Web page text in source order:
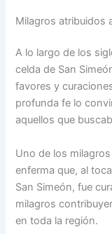
Milagros atribuidos
A lo largo de los
celda de San
favores y
profunda fe lo
aquellos que
Uno de los
enferma que, al
San Simeón, fue
milagros
en toda la región.